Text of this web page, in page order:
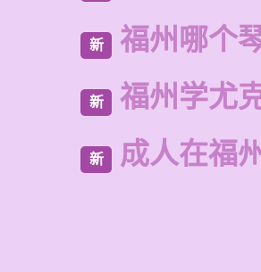
新 福州哪个
新 福州学尤
新 成人在福